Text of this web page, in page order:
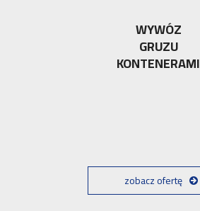
WYWÓZ
GRUZU
KONTENERAMI
zobacz ofertę